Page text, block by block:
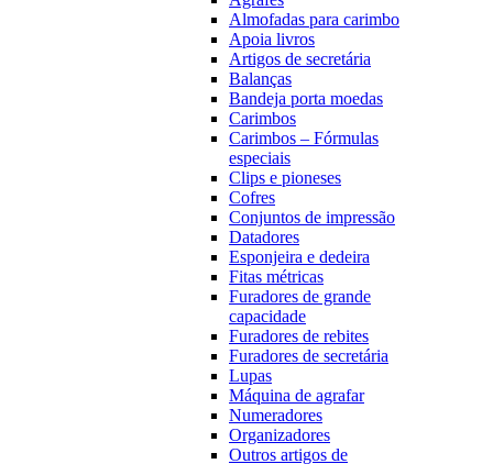
Almofadas para carimbo
Apoia livros
Artigos de secretária
Balanças
Bandeja porta moedas
Carimbos
Carimbos – Fórmulas
especiais
Clips e pioneses
Cofres
Conjuntos de impressão
Datadores
Esponjeira e dedeira
Fitas métricas
Furadores de grande
capacidade
Furadores de rebites
Furadores de secretária
Lupas
Máquina de agrafar
Numeradores
Organizadores
Outros artigos de